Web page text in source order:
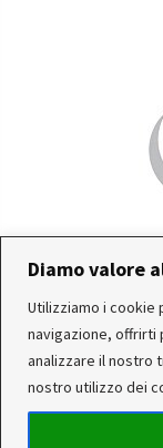
Diamo valore
Utilizziamo i cookie
navigazione, offrirti
analizzare il nostro
nostro utilizzo dei
In occasione
produttrici e
dei reparti
Servizio clienti
12:30 e dalle 15:30